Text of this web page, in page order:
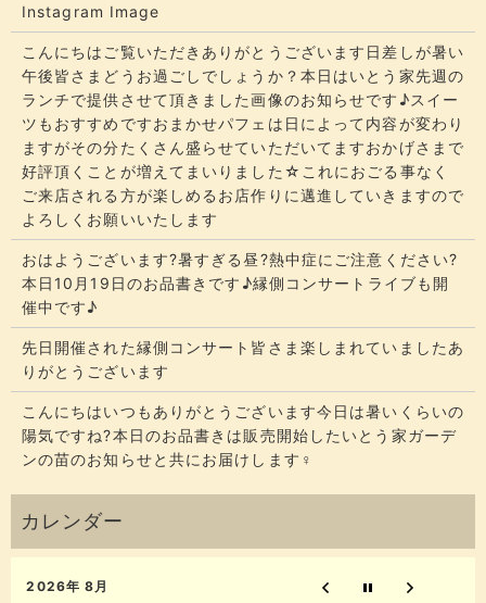
Instagram Image
こんにちはご覧いただきありがとうございます​​​日差しが暑い
午後皆さまどうお過ごしでしょうか？​​​本日はいとう家先週の
ランチで提供させて頂きました画像のお知らせです♪スイー
ツもおすすめですおまかせパフェは日によって内容が変わり
ますがその分たくさん盛らせていただいてます​​​おかげさまで
好評頂くことが増えてまいりました☆​​これにおごる事なく
ご来店される方が楽しめるお店作りに邁進していきますので
よろしくお願いいたします
おはようございます?暑すぎる昼?熱中症にご注意ください?
本日10月19日のお品書きです♪縁側コンサートライブも開
催中です♪
先日開催された縁側コンサート皆さま楽しまれていましたあ
りがとうございます
こんにちはいつもありがとうございます今日は暑いくらいの
陽気ですね?本日のお品書きは販売開始したいとう家ガーデ
ンの苗のお知らせと共にお届けします‍♀️
2026年 8月